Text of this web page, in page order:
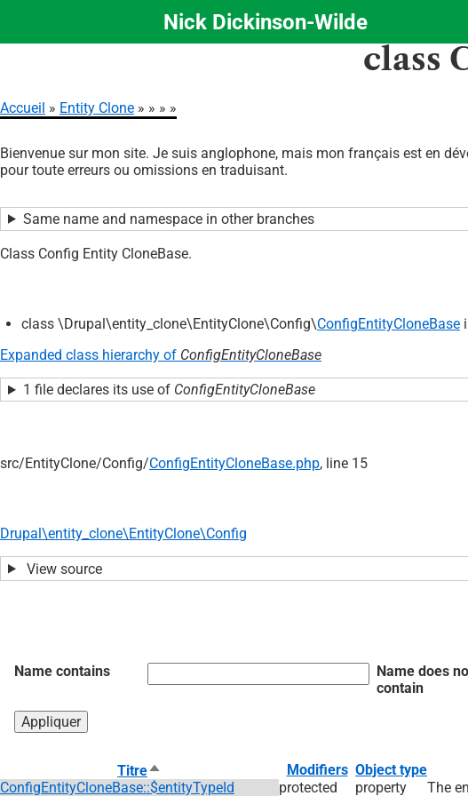
Aller
principal
Nick Dickinson-Wilde
class
d'Ariane
Accueil Entity Clone
Bienvenue sur mon site. Je suis anglophone, mais mon français est en
pour toute erreurs ou omissions en traduisant.
Same name and namespace in other branches
Class Config Entity CloneBase.
class \Drupal\entity_clone\EntityClone\Config\ConfigEntityCloneBase
Expanded class hierarchy of ConfigEntityCloneBase
1 file declares its use of ConfigEntityCloneBase
src/EntityClone/Config/ConfigEntityCloneBase.php, line 15
Drupal\entity_clone\EntityClone\Config
View source
Name contains
Name does
contain
Titre Trier
par
Modifiers Object type
ConfigEntityCloneBase::$entityTypeId
protected property
The